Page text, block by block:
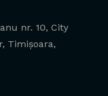
nr. 10, City
Timișoara,